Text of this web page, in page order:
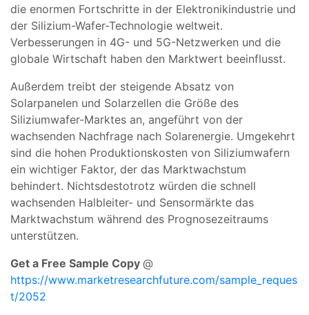
die enormen Fortschritte in der Elektronikindustrie und
der Silizium-Wafer-Technologie weltweit.
Verbesserungen in 4G- und 5G-Netzwerken und die
globale Wirtschaft haben den Marktwert beeinflusst.
Außerdem treibt der steigende Absatz von
Solarpanelen und Solarzellen die Größe des
Siliziumwafer-Marktes an, angeführt von der
wachsenden Nachfrage nach Solarenergie. Umgekehrt
sind die hohen Produktionskosten von Siliziumwafern
ein wichtiger Faktor, der das Marktwachstum
behindert. Nichtsdestotrotz würden die schnell
wachsenden Halbleiter- und Sensormärkte das
Marktwachstum während des Prognosezeitraums
unterstützen.
Get a Free Sample Copy @
https://www.marketresearchfuture.com/sample_reques
t/2052